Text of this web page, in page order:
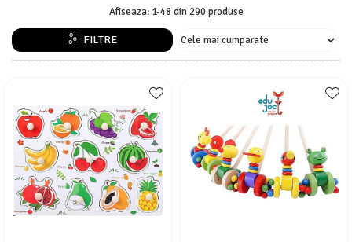
Afiseaza: 1-48 din290 produse
FILTRE